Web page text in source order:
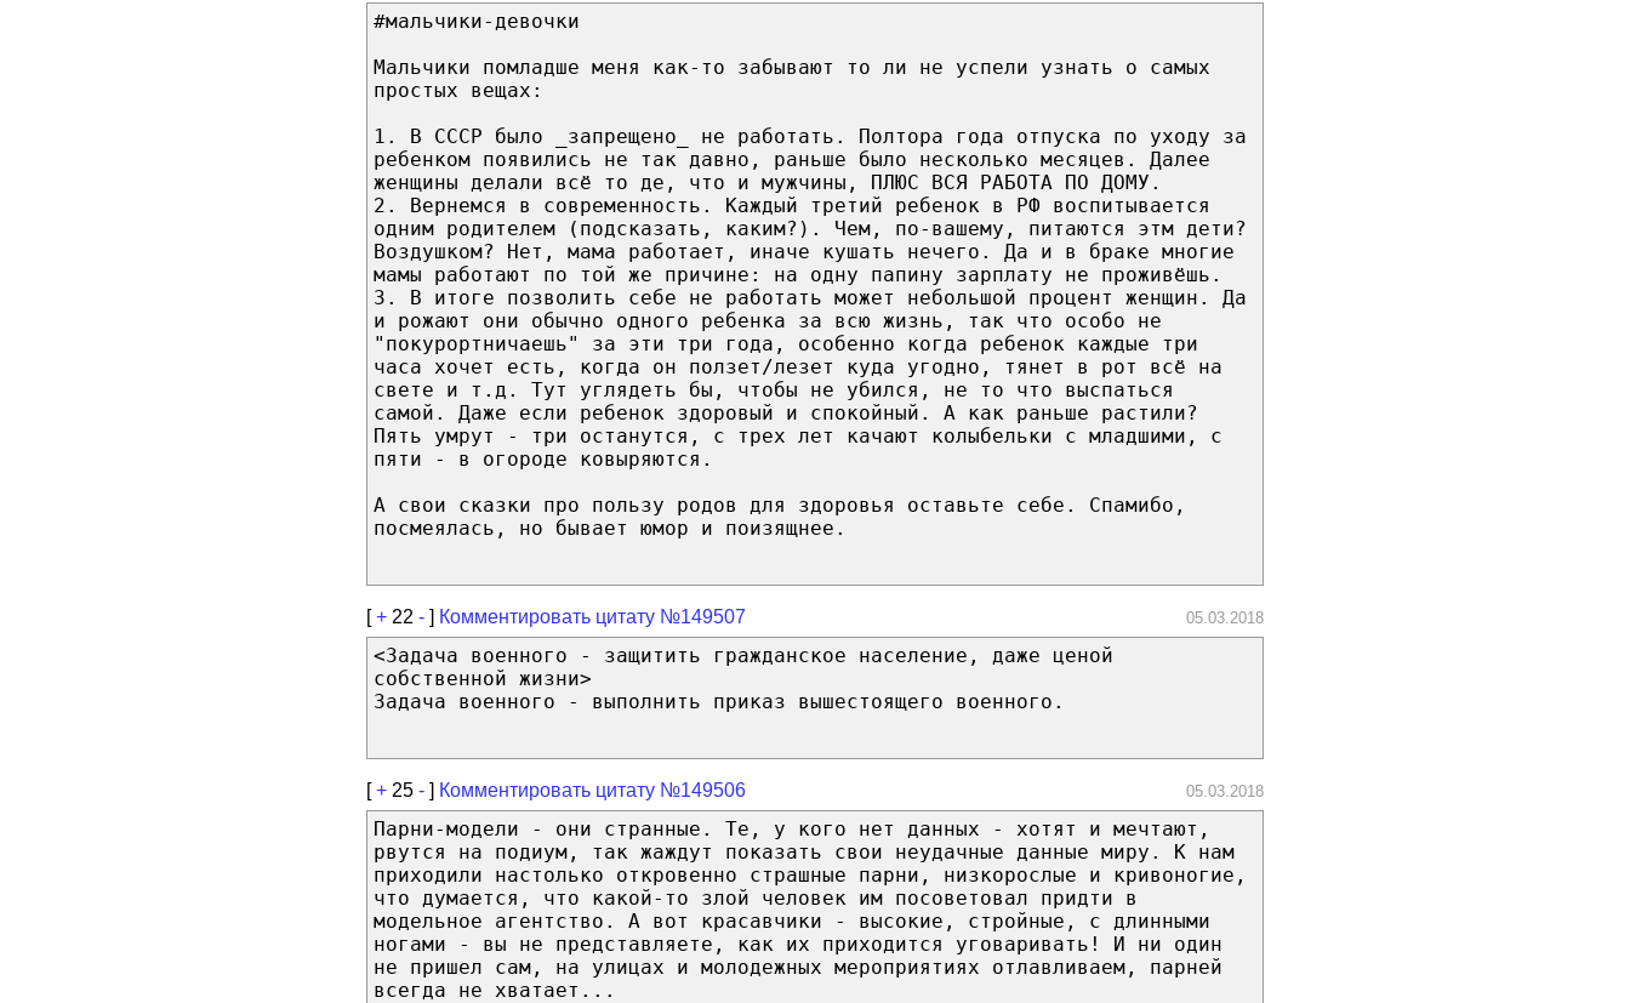
#мальчики-девочки
Мальчики помладше меня как-то забывают то ли не успели узнать о самых
простых вещах:
1. В СССР было _запрещено_ не работать. Полтора года отпуска по уходу за
ребенком появились не так давно, раньше было несколько месяцев. Далее
женщины делали всё то де, что и мужчины, ПЛЮС ВСЯ РАБОТА ПО ДОМУ.
2. Вернемся в современность. Каждый третий ребенок в РФ воспитывается
одним родителем (подсказать, каким?). Чем, по-вашему, питаются этм дети?
Воздушком? Нет, мама работает, иначе кушать нечего. Да и в браке многие
мамы работают по той же причине: на одну папину зарплату не проживёшь.
3. В итоге позволить себе не работать может небольшой процент женщин. Да
и рожают они обычно одного ребенка за всю жизнь, так что особо не
"покурортничаешь" за эти три года, особенно когда ребенок каждые три
часа хочет есть, когда он ползет/лезет куда угодно, тянет в рот всё на
свете и т.д. Тут углядеть бы, чтобы не убился, не то что выспаться
самой. Даже если ребенок здоровый и спокойный. А как раньше растили?
Пять умрут - три останутся, с трех лет качают колыбельки с младшими, с
пяти - в огороде ковыряются.
А свои сказки про пользу родов для здоровья оставьте себе. Спамибо,
посмеялась, но бывает юмор и поизящнее.
[+ 22 - ] Комментировать цитату №149507 05.03.2018
<Задача военного - защитить гражданское население, даже ценой
собственной жизни>
Задача военного - выполнить приказ вышестоящего военного.
[+ 25 - ] Комментировать цитату №149506 05.03.2018
Парни-модели - они странные. Те, у кого нет данных - хотят и мечтают,
рвутся на подиум, так жаждут показать свои неудачные данные миру. К нам
приходили настолько откровенно страшные парни, низкорослые и кривоногие,
что думается, что какой-то злой человек им посоветовал придти в
модельное агентство. А вот красавчики - высокие, стройные, с длинными
ногами - вы не представляете, как их приходится уговаривать! И ни один
не пришел сам, на улицах и молодежных мероприятиях отлавливаем, парней
всегда не хватает...